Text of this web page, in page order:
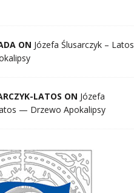
ON Józefa Ślusarczyk – Latos
LATOS ON Józefa
— Drzewo Apokalipsy